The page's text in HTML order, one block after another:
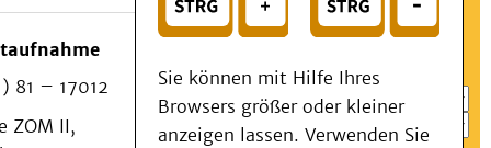
oder
Wählen Sie ein Thema für Ihren Schnelleinstieg
81 – 17012
ZOM II,
Sie können mit Hilfe Ihres
Browsers größer oder kleiner
anzeigen lassen. Verwenden Sie
Patienten & Besucher
Kliniken/Institute/Zentren
Als Patient am UKD
Beratung und Unterstützung
Veranstaltungen